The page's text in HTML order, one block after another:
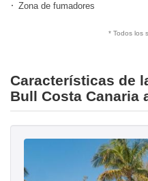
Zona de fumadores
* Todos los
Características de
Bull Costa Canaria